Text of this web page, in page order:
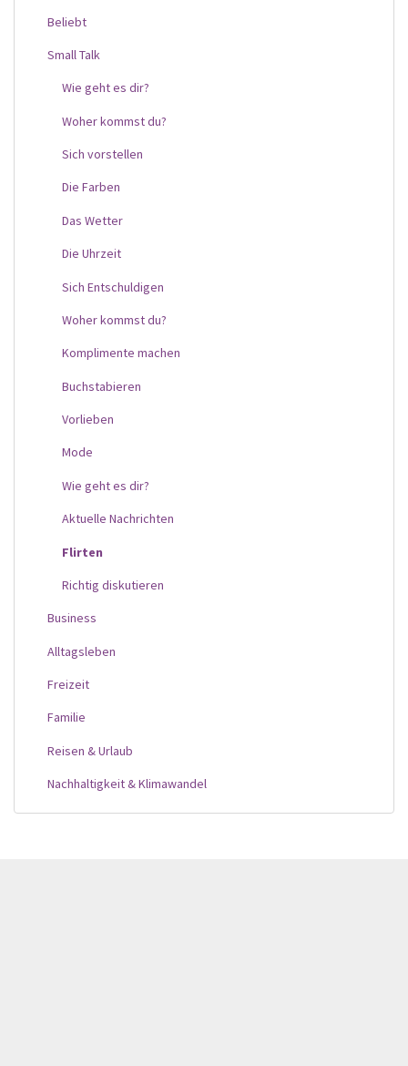
Beliebt
Small Talk
Wie geht es dir?
Woher kommst du?
Sich vorstellen
Die Farben
Das Wetter
Die Uhrzeit
Sich Entschuldigen
Woher kommst du?
Komplimente machen
Buchstabieren
Vorlieben
Mode
Wie geht es dir?
Aktuelle Nachrichten
Flirten
Richtig diskutieren
Business
Alltagsleben
Freizeit
Familie
Reisen & Urlaub
Nachhaltigkeit & Klimawandel